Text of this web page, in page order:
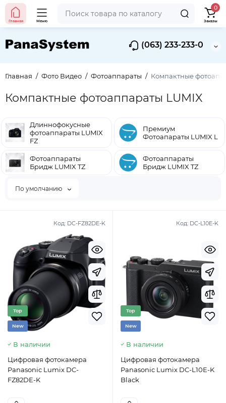
(063) 233-233-0
Главная Меню
0
Заказы
Главная Фото Видео Фотоаппараты Компактные
Компактные фотоаппараты LUMIX
Длиннофокусные
фотоаппараты LUMIX
FZ
Премиум
Фотоапараты LUMIX L
Фотоаппараты
Бридж LUMIX TZ
Фотоаппараты
Бридж LUMIX TZ
По умолчанию
Код: DC-FZ82DE-K
Top
New
В наличии
Цифровая фотокамера
Panasonic Lumix DC-
FZ82DE-K
Код: DC-L10E-K
Top
New
В наличии
Цифровая фотокамера
Panasonic Lumix DC-L10E-K
Black